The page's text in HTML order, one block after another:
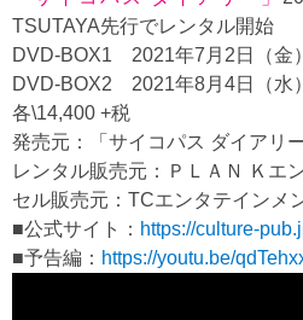
TSUTAYA先行でレンタル開始
DVD-BOX1 2021年7月2日（金
DVD-BOX2 2021年8月4日（水
各\14,400 +税
発売元：「サイコパス ダイアリ
レンタル販売元：ＰＬＡＮ Ｋエ
セル販売元：TCエンタテインメ
■公式サイト： https://culture-
■予告編： https://youtu.be/